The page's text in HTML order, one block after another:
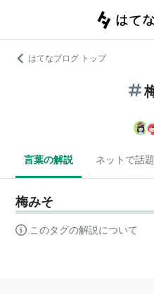
はてなブログ トップ
言葉の解説 ネットで話題
梅みそ
このタグの解説について